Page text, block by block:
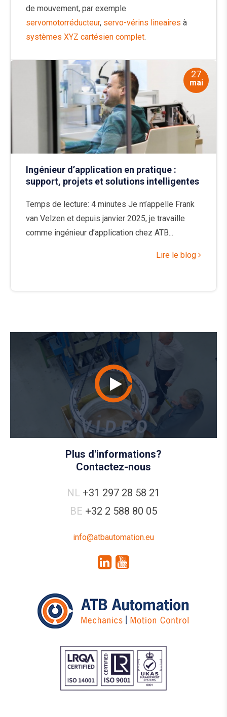
de mouvement, par exemple
servomotorréducteur, servo-vérins lineaires à
systèmes XYZ cartésien complet.
27
mai
Ingénieur d’application en pratique :
support, projets et solutions intelligentes
Temps de lecture: 4 minutes Je m’appelle Frank
van Velzen et depuis janvier 2025, je travaille
comme ingénieur d’application chez ATB...
Lire le blog
Plus d'informations?
Contactez-nous
NL +31 297 28 58 21
BE +32 2 588 80 05
info@atbautomation.eu